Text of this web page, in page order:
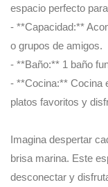
espacio perfecto
- **Capacidad:**
o grupos de amigos.
- **Baño:** 1 baño
- **Cocina:** Cocina
platos favoritos y
Imagina despertar
brisa marina. Este
desconectar y